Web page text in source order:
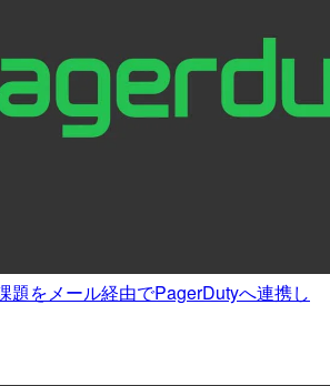
題をメール経由でPagerDutyへ連携し